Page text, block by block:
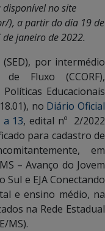
no site
), a partir do dia 19 de
janeiro de 2022.
por intermédio
Fluxo (CCORF),
Educacionais
no Diário Oficial
a 13, edital nº 2/2022
para cadastro de
em
– Avanço do Jovem
e EJA Conectando
e ensino médio, na
na Rede Estadual
MS).